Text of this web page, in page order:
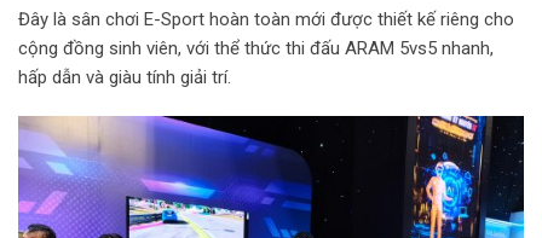
Đây là sân chơi E-Sport hoàn toàn mới được thiết kế riêng cho
cộng đồng sinh viên, với thể thức thi đấu ARAM 5vs5 nhanh,
hấp dẫn và giàu tính giải trí.